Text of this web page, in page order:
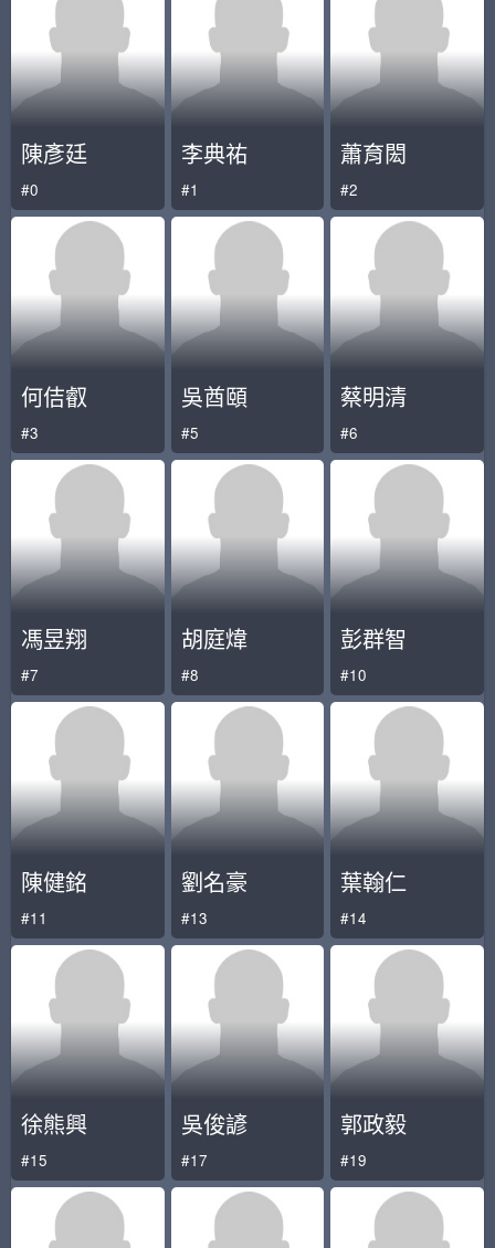
陳彥廷
#0
李典祐
#1
蕭育閎
#2
何佶叡
#3
吳酋頤
#5
蔡明清
#6
馮昱翔
#7
胡庭煒
#8
彭群智
#10
陳健銘
#11
劉名豪
#13
葉翰仁
#14
徐熊興
#15
吳俊諺
#17
郭政毅
#19